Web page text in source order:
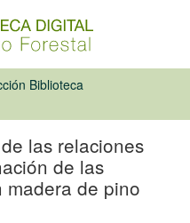
Biblioteca
las relaciones
de las
madera de pino